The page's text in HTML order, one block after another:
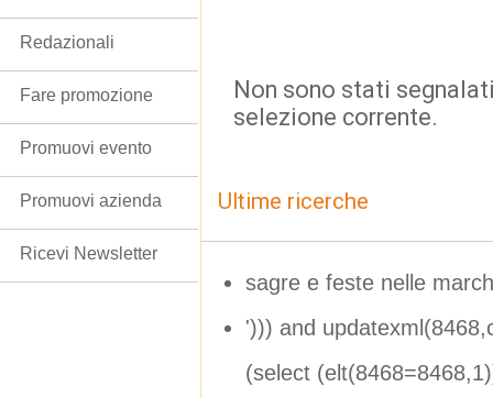
Non sono stati
selezione corrente.
Ultime ricerche
sagre e feste nelle
'))) and
(select
Redazionali
Fare promozione
Promuovi evento
Promuovi azienda
Ricevi Newsletter